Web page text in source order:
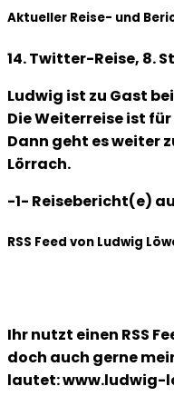
Aktueller Reise- und
14. Twitter-Reise, 8.
Ludwig ist zu Gast bei
Die Weiterreise ist
Dann geht es weiter
Lörrach.
-1- Reisebericht(e)
RSS Feed von Ludwig
Ihr nutzt einen RSS
doch auch gerne
lautet: www.ludwig-